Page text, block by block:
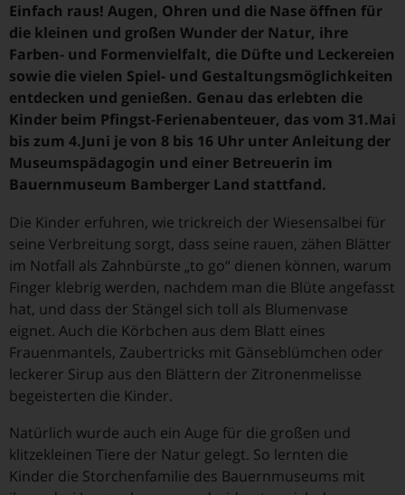
Einfach raus! Augen, Ohren und die Nase öffnen für
die kleinen und großen Wunder der Natur, ihre
Farben- und Formenvielfalt, die Düfte und Leckereien
sowie die vielen Spiel- und Gestaltungsmöglichkeiten
entdecken und genießen. Genau das erlebten die
Kinder beim Pfingst-Ferienabenteuer, das vom 31.Mai
bis zum 4.Juni je von 8 bis 16 Uhr unter Anleitung der
Museumspädagogin und einer Betreuerin im
Bauernmuseum Bamberger Land stattfand.
Die Kinder erfuhren, wie trickreich der Wiesensalbei für
seine Verbreitung sorgt, dass seine rauen, zähen Blätter
im Notfall als Zahnbürste „to go“ dienen können, warum
Finger klebrig werden, nachdem man die Blüte angefasst
hat, und dass der Stängel sich toll als Blumenvase
eignet. Auch die Körbchen aus dem Blatt eines
Frauenmantels, Zaubertricks mit Gänseblümchen oder
leckerer Sirup aus den Blättern der Zitronenmelisse
begeisterten die Kinder.
Natürlich wurde auch ein Auge für die großen und
klitzekleinen Tiere der Natur gelegt. So lernten die
Kinder die Storchenfamilie des Bauernmuseums mit